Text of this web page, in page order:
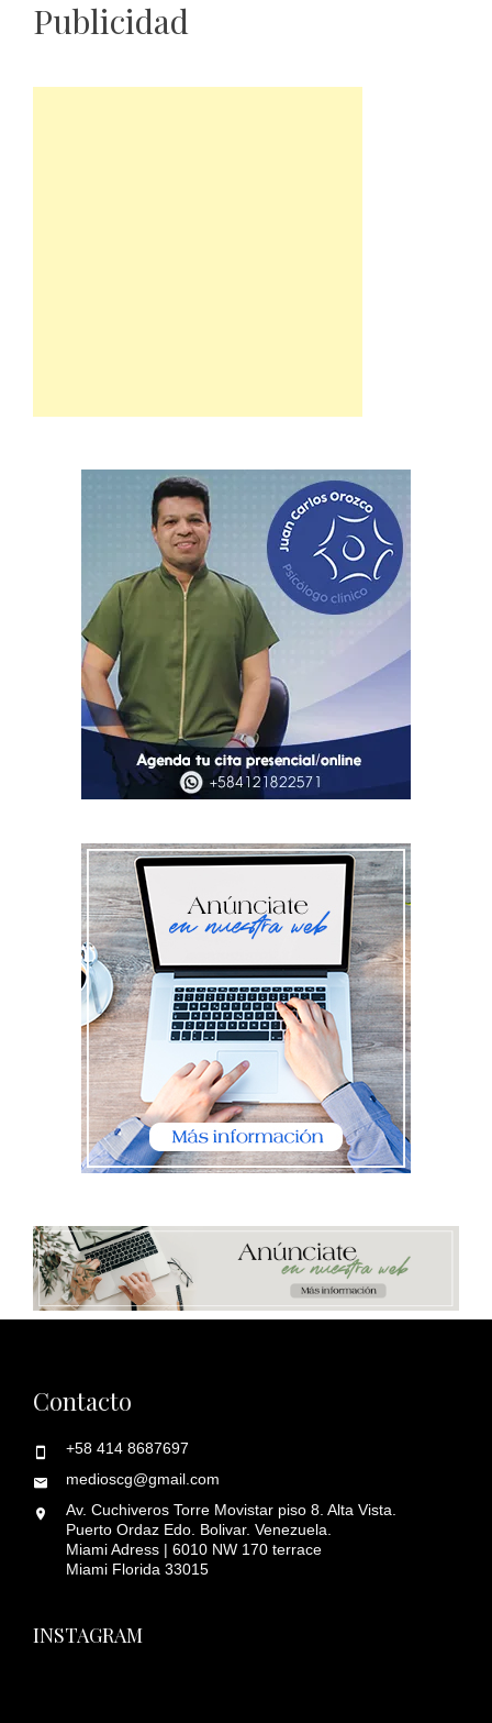
Publicidad
Contacto
+58 414 8687697
medioscg@gmail.com
Av. Cuchiveros Torre Movistar piso 8. Alta Vista.
Puerto Ordaz Edo. Bolivar. Venezuela.
Miami Adress | 6010 NW 170 terrace
Miami Florida 33015
INSTAGRAM